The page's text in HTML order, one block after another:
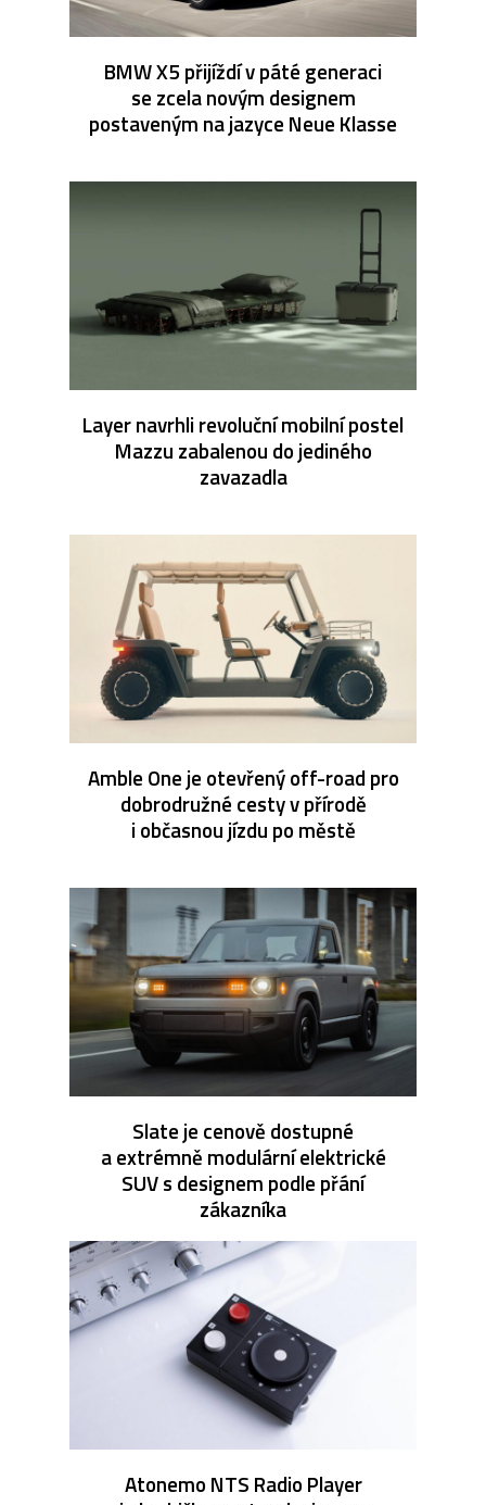
BMW X5 přijíždí v páté generaci
se zcela novým designem
postaveným na jazyce Neue Klasse
Layer navrhli revoluční mobilní postel
Mazzu zabalenou do jediného
zavazadla
Amble One je otevřený off-road pro
dobrodružné cesty v přírodě
i občasnou jízdu po městě
Slate je cenově dostupné
a extrémně modulární elektrické
SUV s designem podle přání
zákazníka
Atonemo NTS Radio Player